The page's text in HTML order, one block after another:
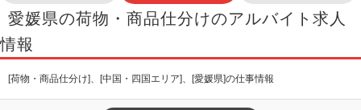
愛媛県の荷物・商品仕分けのアルバイト求人
情報
[荷物・商品仕分け]、[中国・四国エリア]、[愛媛県]の仕事情報